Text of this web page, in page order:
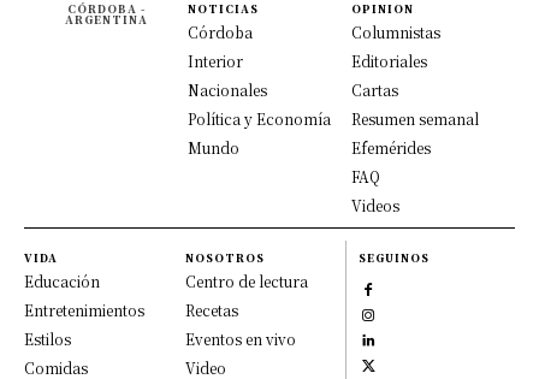
CÓRDOBA -
ARGENTINA
NOTICIAS
Córdoba
Interior
Nacionales
Política y Economía
Mundo
OPINION
Columnistas
Editoriales
Cartas
Resumen semanal
Efemérides
FAQ
Videos
VIDA
Educación
Entretenimientos
Estilos
Comidas
NOSOTROS
Centro de lectura
Recetas
Eventos en vivo
Video
SEGUINOS